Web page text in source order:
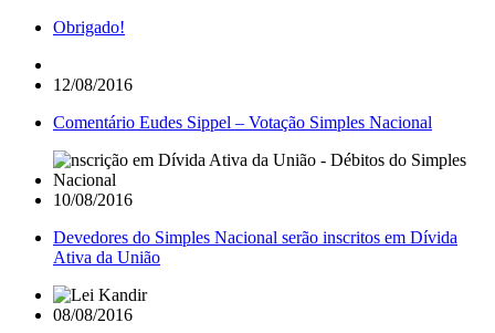
Obrigado!
12/08/2016
Comentário Eudes Sippel – Votação Simples Nacional
10/08/2016
Devedores do Simples Nacional serão inscritos em Dívida
Ativa da União
08/08/2016